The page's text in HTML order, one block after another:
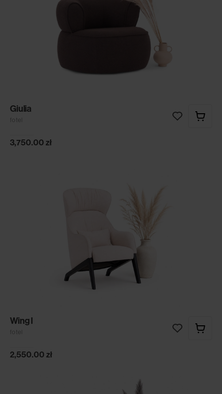
Giulia
fotel
3,750.00 zł
Wing I
fotel
2,550.00 zł